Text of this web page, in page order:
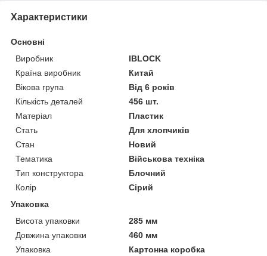
Характеристики
Основні
Виробник
IBLOCK
Країна виробник
Китай
Вікова група
Від 6 років
Кількість деталей
456 шт.
Матеріал
Пластик
Стать
Для хлопчиків
Стан
Новий
Тематика
Військова техніка
Тип конструктора
Блочний
Колір
Сірий
Упаковка
Висота упаковки
285 мм
Довжина упаковки
460 мм
Упаковка
Картонна коробка